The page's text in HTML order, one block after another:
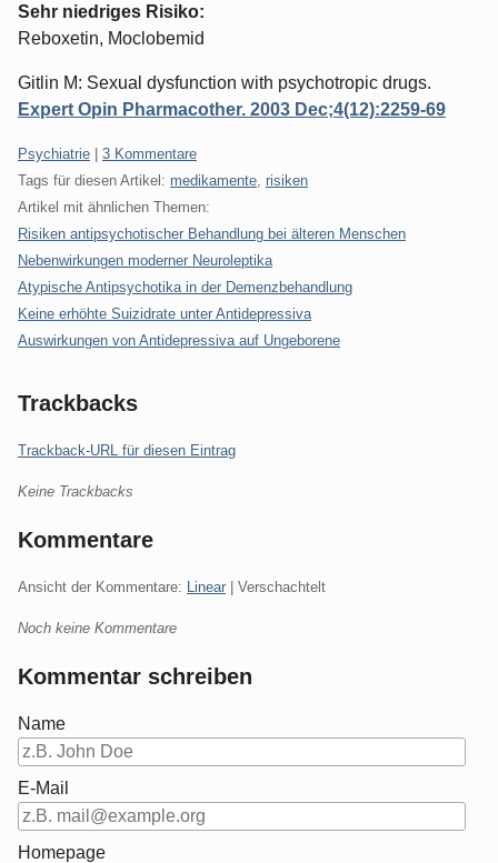
Sehr niedriges Risiko:
Reboxetin, Moclobemid
Gitlin M: Sexual dysfunction with psychotropic drugs.
Expert Opin Pharmacother. 2003 Dec;4(12):2259-69
Kategorien:
Psychiatrie
3 Kommentare
Tags für diesen Artikel: medikamente risiken
Artikel mit ähnlichen Themen:
Risiken antipsychotischer Behandlung bei älteren Menschen
Nebenwirkungen moderner Neuroleptika
Atypische Antipsychotika in der Demenzbehandlung
Keine erhöhte Suizidrate unter Antidepressiva
Auswirkungen von Antidepressiva auf Ungeborene
Trackbacks
Trackback-URL für diesen Eintrag
Keine Trackbacks
Kommentare
Ansicht der Kommentare: Linear | Verschachtelt
Noch keine Kommentare
Kommentar schreiben
Name
E-Mail
Homepage